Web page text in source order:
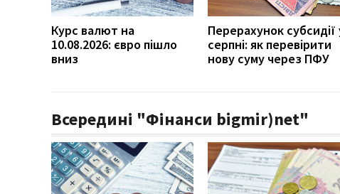
Курс валют на
10.08.2026: євро пішло
вниз
Перерахунок субсидії
серпні: як перевірити
нову суму через ПФУ
Всередині "Фінанси bigmir)net"